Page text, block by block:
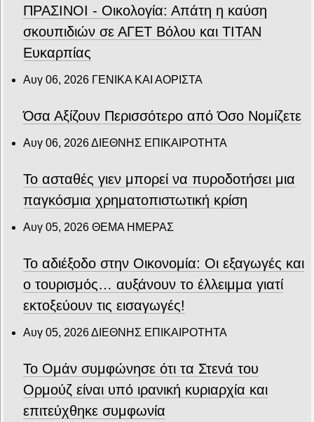
ΠΡΑΣΙΝΟΙ - Οικολογία: Απάτη η καύση
σκουπιδιών σε ΑΓΕΤ Βόλου και ΤΙΤΑΝ
Ευκαρπίας
Αυγ 06, 2026 ΓΕΝΙΚΑ ΚΑΙ ΑΟΡΙΣΤΑ
Όσα Αξίζουν Περισσότερο από Όσο Νομίζετε
Αυγ 06, 2026ΔΙΕΘΝΗΣ ΕΠΙΚΑΙΡΟΤΗΤΑ
Το ασταθές γιεν μπορεί να πυροδοτήσει μια
παγκόσμια χρηματοπιστωτική κρίση
Αυγ 05, 2026 ΘΕΜΑ ΗΜΕΡΑΣ
Το αδιέξοδο στην Οικονομία: Οι εξαγωγές και
ο τουρισμός… αυξάνουν το έλλειμμα γιατί
εκτοξεύουν τις εισαγωγές!
Αυγ 05, 2026ΔΙΕΘΝΗΣ ΕΠΙΚΑΙΡΟΤΗΤΑ
Το Ομάν συμφώνησε ότι τα Στενά του
Ορμούζ είναι υπό ιρανική κυριαρχία και
επιτεύχθηκε συμφωνία